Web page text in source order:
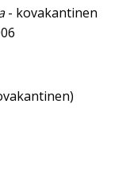
- kovakantinen